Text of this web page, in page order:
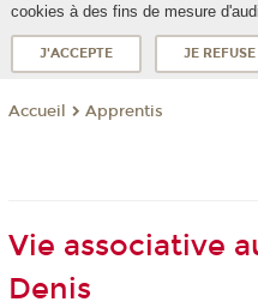
cookies à des fins de mesure
J'ACCEPTE JE REFUSE
Accueil Apprentis
Vie associative
Denis